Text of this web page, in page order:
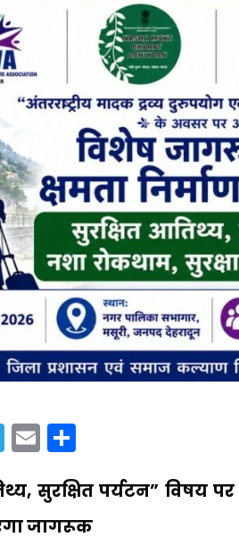
Telegram
Email
सुरक्षित पर्यटन” विषय
जागरूक